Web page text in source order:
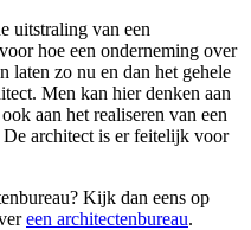
uitstraling van een
hoe een onderneming over
laten zo nu en dan het gehele
Men kan hier denken aan
aan het realiseren van een
De architect is er feitelijk voor
Kijk dan eens op
een architectenbureau.